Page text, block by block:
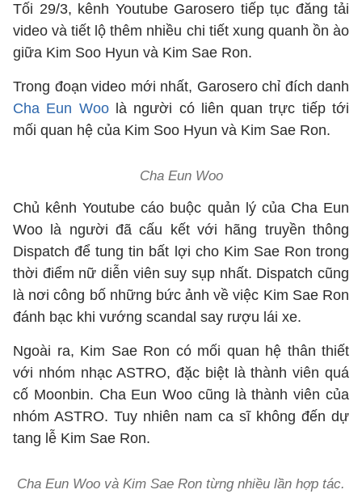
Tối 29/3, kênh Youtube Garosero tiếp tục đăng tải
video và tiết lộ thêm nhiều chi tiết xung quanh ồn ào
giữa Kim Soo Hyun và Kim Sae Ron.
Trong đoạn video mới nhất, Garosero chỉ đích danh
Cha Eun Woolà người có liên quan trực tiếp tới
mối quan hệ của Kim Soo Hyun và Kim Sae Ron.
Cha Eun Woo
Chủ kênh Youtube cáo buộc quản lý của Cha Eun
Woo là người đã cấu kết với hãng truyền thông
Dispatch để tung tin bất lợi cho Kim Sae Ron trong
thời điểm nữ diễn viên suy sụp nhất. Dispatch cũng
là nơi công bố những bức ảnh về việc Kim Sae Ron
đánh bạc khi vướng scandal say rượu lái xe.
Ngoài ra, Kim Sae Ron có mối quan hệ thân thiết
với nhóm nhạc ASTRO, đặc biệt là thành viên quá
cố Moonbin. Cha Eun Woo cũng là thành viên của
nhóm ASTRO. Tuy nhiên nam ca sĩ không đến dự
tang lễ Kim Sae Ron.
Cha Eun Woo và Kim Sae Ron từng nhiều lần hợp tác.